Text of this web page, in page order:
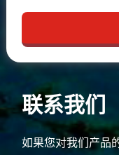
联系我们
如果您对我们产品